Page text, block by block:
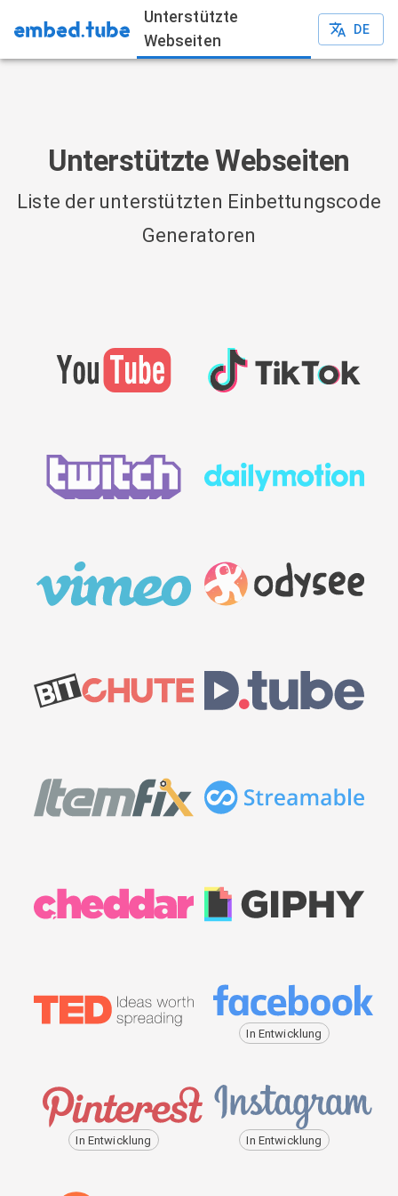
Unterstützte
Webseiten
DE
Unterstützte Webseiten
Liste der unterstützten Einbettungscode
Generatoren
In Entwicklung
In Entwicklung In Entwicklung